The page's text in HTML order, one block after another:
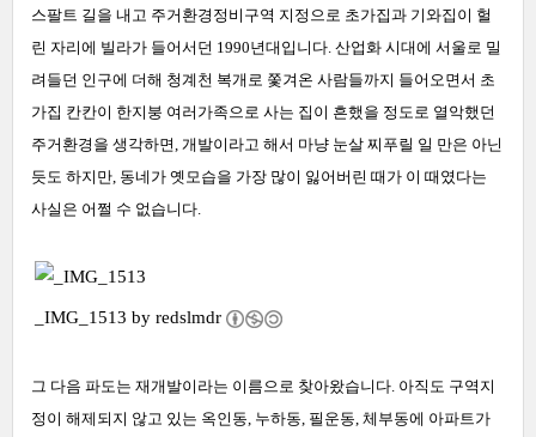
스팔트 길을 내고 주거환경정비구역 지정으로 초가집과 기와집이 헐
린 자리에 빌라가 들어서던 1990년대입니다. 산업화 시대에 서울로 밀
려들던 인구에 더해 청계천 복개로 쫓겨온 사람들까지 들어오면서 초
가집 칸칸이 한지붕 여러가족으로 사는 집이 흔했을 정도로 열악했던
주거환경을 생각하면, 개발이라고 해서 마냥 눈살 찌푸릴 일 만은 아닌
듯도 하지만, 동네가 옛모습을 가장 많이 잃어버린 때가 이 때였다는
사실은 어쩔 수 없습니다.
_IMG_1513 by redslmdr
그 다음 파도는 재개발이라는 이름으로 찾아왔습니다. 아직도 구역지
정이 해제되지 않고 있는 옥인동, 누하동, 필운동, 체부동에 아파트가